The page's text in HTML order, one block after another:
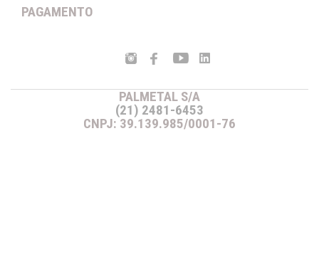
PAGAMENTO
PALMETAL S/A
(21) 2481-6453
CNPJ: 39.139.985/0001-76